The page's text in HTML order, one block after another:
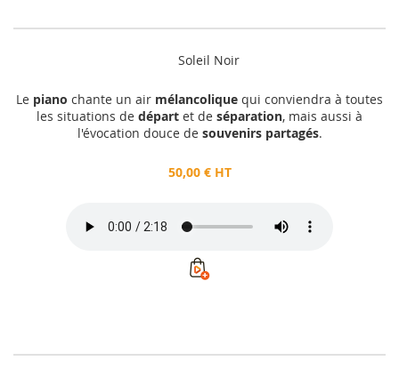
Soleil Noir
Le piano chante un air mélancolique qui conviendra à toutes
les situations de départ et de séparation, mais aussi à
l'évocation douce de souvenirs partagés.
50,00 € HT